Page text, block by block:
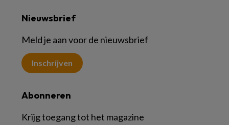
Nieuwsbrief
Meld je aan voor de nieuwsbrief
Inschrijven
Abonneren
Krijg toegang tot het magazine